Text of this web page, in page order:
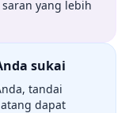
yang lebih
sukai
tandai
dapat